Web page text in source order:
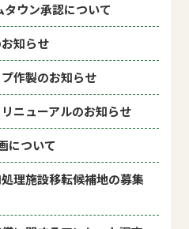
ウン承認について
知らせ
作製のお知らせ
ニューアルのお知らせ
について
理施設移転候補地の募集